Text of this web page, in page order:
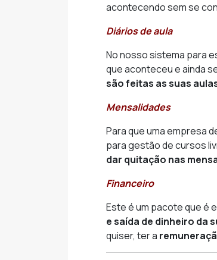
acontecendo sem se
Diários de aula
No nosso sistema para
que aconteceu e ainda
são feitas as suas
Mensalidades
Para que uma empresa
para gestão de cursos
dar quitação nas
Financeiro
Este é um pacote que é
e saída de dinheiro da
quiser, ter a